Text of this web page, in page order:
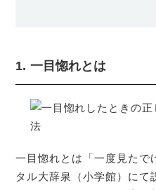
1. 一目惚れとは
一目惚れとは「一度見たで
タル大辞泉（小学館）にて